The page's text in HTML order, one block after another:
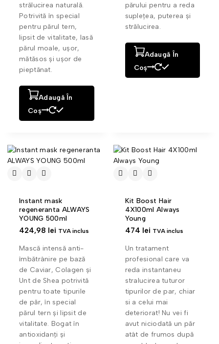
strălucirea naturală.
Potrivită în special
pentru părul tern,
lipsit de vitalitate, lasă
părul moale, ușor,
mătăsos și ușor de
pieptănat.
Adaugă În
Coș
părului pentru a reda
suplețea, puterea și
strălucirea.
Adaugă În
Coș
Instant mask
regeneranta ALWAYS
YOUNG 500ml
424,98 lei TVA inclus
Mască intensă anti-
îmbătrânire pe bază
de Caviar, Colagen și
Unt de Shea potrivită
pentru toate tipurile
de păr, în special
părul tern și lipsit de
vitalitate. Bogat în
antioxidanți și
Kit Boost Hair
4X100ml Always
Young
474 lei TVA inclus
Un tratament
profesional care va
reda instantaneu
stralucirea tuturor
tipurilor de par, chiar
si a celui mai
deteriorat! Nu vei fi
avut niciodată un păr
atât de frumos după